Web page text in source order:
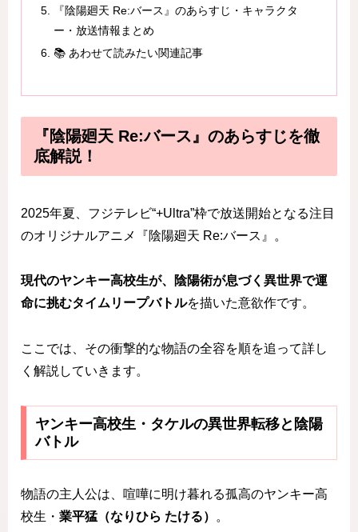
『陰陽廻天 Re:バース』のあらすじ・キャラクタ
ー・放送情報まとめ
📚 あわせて読みたい関連記事
『陰陽廻天 Re:バース』のあらすじを徹
底解説！
2025年夏、フジテレビ“+Ultra”枠で放送開始となる注目
のオリジナルアニメ『陰陽廻天 Re:バース』。
現代のヤンキー高校生が、陰陽術が息づく異世界で運
命に挑むタイムリープバトルを描いた意欲作です。
ここでは、その衝撃的な物語の全容を順を追って詳し
く解説していきます。
ヤンキー高校生・タケルの異世界転移と陰陽
バトル
物語の主人公は、喧嘩に明け暮れる孤高のヤンキー高
校生・ 業平猛（なりひら たける） 。